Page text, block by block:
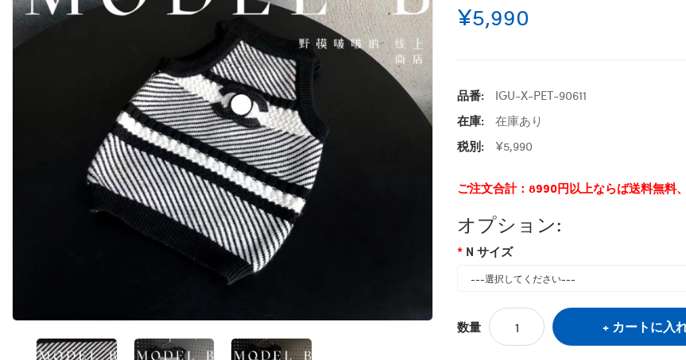
¥5,990
品番:
IGU-X-PET-90611
在庫:
在庫あり
税別:
¥5,990
ご注文合計：8990円以上ならば送料無料
オプション:
N サイズ
数量 カートに入